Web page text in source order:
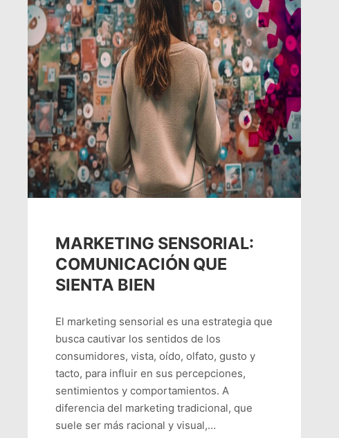
MARKETING SENSORIAL:
COMUNICACIÓN QUE
SIENTA BIEN
El marketing sensorial es una estrategia que
busca cautivar los sentidos de los
consumidores, vista, oído, olfato, gusto y
tacto, para influir en sus percepciones,
sentimientos y comportamientos. A
diferencia del marketing tradicional, que
suele ser más racional y visual,…